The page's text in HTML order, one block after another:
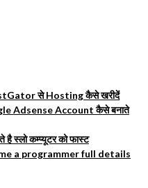
से Hosting कैसे खरीदें
Adsense Account कैसे बनाते
स्लो कम्प्यूटर को फास्ट
a programmer full details